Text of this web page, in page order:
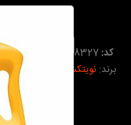
کد:8327
برند: نویتکس